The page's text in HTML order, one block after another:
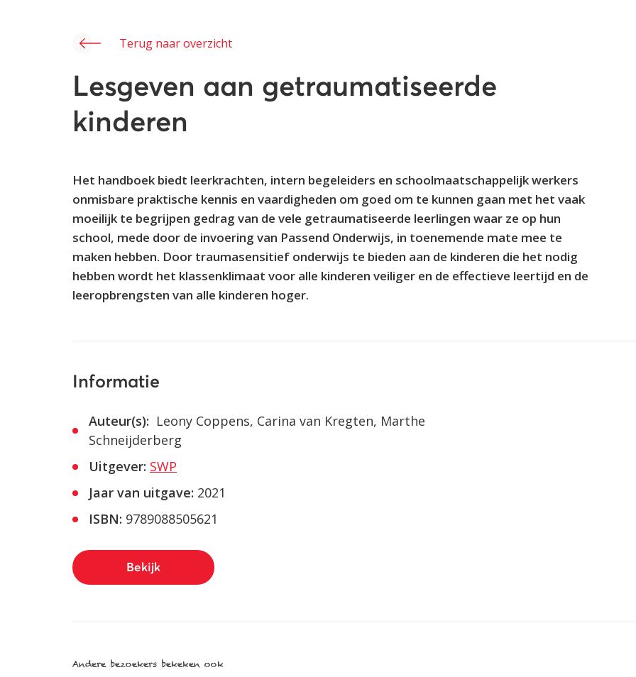
Terug naar overzicht
Lesgeven aan getraumatiseerde
kinderen
Het handboek biedt leerkrachten, intern begeleiders en schoolmaatschappelijk werkers
onmisbare praktische kennis en vaardigheden om goed om te kunnen gaan met het vaak
moeilijk te begrijpen gedrag van de vele getraumatiseerde leerlingen waar ze op hun
school, mede door de invoering van Passend Onderwijs, in toenemende mate mee te
maken hebben. Door traumasensitief onderwijs te bieden aan de kinderen die het nodig
hebben wordt het klassenklimaat voor alle kinderen veiliger en de effectieve leertijd en de
leeropbrengsten van alle kinderen hoger.
Informatie
Auteur(s): Leony Coppens, Carina van Kregten, Marthe
Schneijderberg
Uitgever: SWP
Jaar van uitgave: 2021
ISBN: 9789088505621
Bekijk
Andere bezoekers bekeken ook